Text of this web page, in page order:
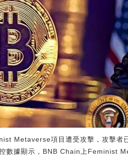
Metaverse項目遭受攻擊，攻擊者
數據顯示，BNB Chain上Feminist